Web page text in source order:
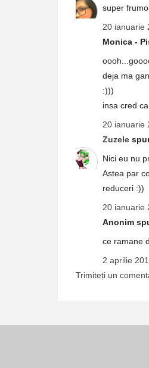
super
20 ianuarie
Monica -
deja ma
:)))
insa cred
20 ianuarie
Zuzele
Nici eu nu
Astea par
reduceri :))
20 ianuarie
Anonim
ce ramane
2 aprilie
Trimiteți un